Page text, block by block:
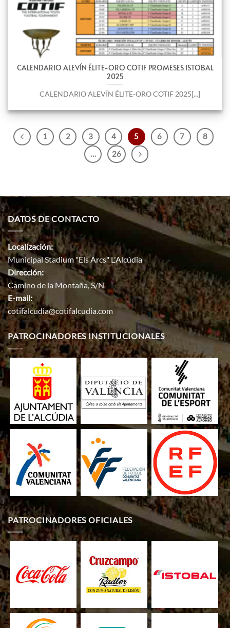
CALENDARIO ALEVÍN ÉLITE-ORO COTIF PROMESES ISTOBAL
2025
CALENDARIO ALEVÍN ÉLITE-ORO COTIF 2025[...]
1 2 3 4 5 6 7
8
…
26
DATOS DE CONTACTO
Localización:
Municipal Stadium "Els Arcs" L'Alcúdia
Dirección:
Camino de la Montaña, S/N
E-mail:
cotifalcudia@cotifalcudia.com
PATROCINADORES INSTITUCIONALES
PATROCINADORES OFICIALES